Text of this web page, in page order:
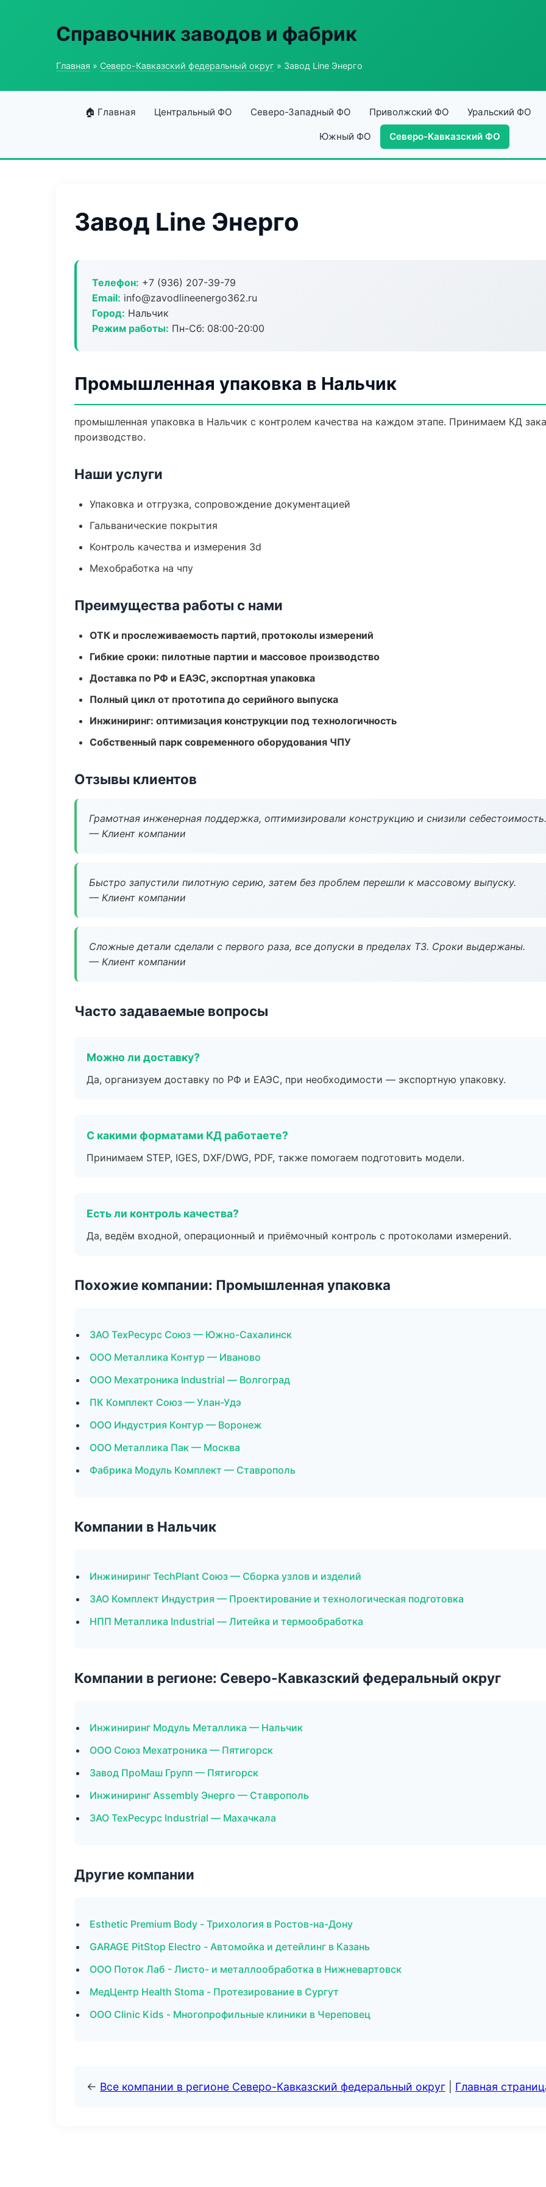
Справочник заводов и фабрик
Главная » Северо-Кавказский федеральный округ » Завод Line Энерго
🏠 Главная Центральный ФО Северо-Западный ФО Приволжский ФО Уральский ФО
Южный ФО Северо-Кавказский ФО
Завод Line Энерго
Телефон: +7 (936) 207-39-79
Email: info@zavodlineenergo362.ru
Город: Нальчик
Режим работы: Пн-Сб: 08:00-20:00
Промышленная упаковка в Нальчик
промышленная упаковка в Нальчик с контролем качества на каждом этапе. Принимаем КД
производство.
Наши услуги
Упаковка и отгрузка, сопровождение документацией
Гальванические покрытия
Контроль качества и измерения 3d
Мехобработка на чпу
Преимущества работы с нами
ОТК и прослеживаемость партий, протоколы измерений
Гибкие сроки: пилотные партии и массовое производство
Доставка по РФ и ЕАЭС, экспортная упаковка
Полный цикл от прототипа до серийного выпуска
Инжиниринг: оптимизация конструкции под технологичность
Собственный парк современного оборудования ЧПУ
Отзывы клиентов
Грамотная инженерная поддержка, оптимизировали конструкцию и снизили себестоимость.
— Клиент компании
Быстро запустили пилотную серию, затем без проблем перешли к массовому выпуску.
— Клиент компании
Сложные детали сделали с первого раза, все допуски в пределах ТЗ. Сроки выдержаны.
— Клиент компании
Часто задаваемые вопросы
Можно ли доставку?
Да, организуем доставку по РФ и ЕАЭС, при необходимости — экспортную упаковку.
С какими форматами КД работаете?
Принимаем STEP, IGES, DXF/DWG, PDF, также помогаем подготовить модели.
Есть ли контроль качества?
Да, ведём входной, операционный и приёмочный контроль с протоколами измерений.
Похожие компании: Промышленная упаковка
ЗАО ТехРесурс Союз — Южно-Сахалинск
ООО Металлика Контур — Иваново
ООО Мехатроника Industrial — Волгоград
ПК Комплект Союз — Улан-Удэ
ООО Индустрия Контур — Воронеж
ООО Металлика Пак — Москва
Фабрика Модуль Комплект — Ставрополь
Компании в Нальчик
Инжиниринг TechPlant Союз — Сборка узлов и изделий
ЗАО Комплект Индустрия — Проектирование и технологическая подготовка
НПП Металлика Industrial — Литейка и термообработка
Компании в регионе: Северо-Кавказский федеральный округ
Инжиниринг Модуль Металлика — Нальчик
ООО Союз Мехатроника — Пятигорск
Завод ПроМаш Групп — Пятигорск
Инжиниринг Assembly Энерго — Ставрополь
ЗАО ТехРесурс Industrial — Махачкала
Другие компании
Esthetic Premium Body - Трихология в Ростов-на-Дону
GARAGE PitStop Electro - Автомойка и детейлинг в Казань
ООО Поток Лаб - Листо- и металлообработка в Нижневартовск
МедЦентр Health Stoma - Протезирование в Сургут
ООО Clinic Kids - Многопрофильные клиники в Череповец
← Все компании в регионе Северо-Кавказский федеральный округ Главная